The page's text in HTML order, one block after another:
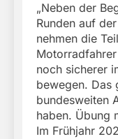
„Neben der
Runden auf
nehmen die
noch sicherer
bewegen. Das
bundesweiten
haben. Übung
Im Frühjahr